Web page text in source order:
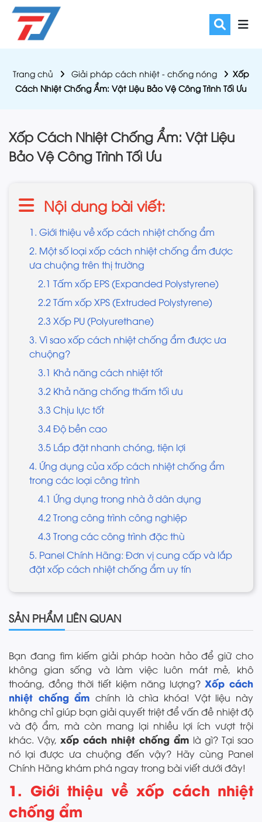
Trang chủ Giải pháp cách nhiệt - chống nóng
Xốp
Cách Nhiệt Chống Ẩm: Vật Liệu Bảo Vệ Công Trình Tối Ưu
Xốp Cách Nhiệt Chống Ẩm: Vật Liệu
Bảo Vệ Công Trình Tối Ưu
Nội dung bài viết:
1. Giới thiệu về xốp cách nhiệt chống ẩm
2. Một số loại xốp cách nhiệt chống ẩm được
ưa chuộng trên thị trường
2.1 Tấm xốp EPS (Expanded Polystyrene)
2.2 Tấm xốp XPS (Extruded Polystyrene)
2.3 Xốp PU (Polyurethane)
3. Vì sao xốp cách nhiệt chống ẩm được ưa
chuộng?
3.1 Khả năng cách nhiệt tốt
3.2 Khả năng chống thấm tối ưu
3.3 Chịu lực tốt
3.4 Độ bền cao
3.5 Lắp đặt nhanh chóng, tiện lợi
4. Ứng dụng của xốp cách nhiệt chống ẩm
trong các loại công trình
4.1 Ứng dụng trong nhà ở dân dụng
4.2 Trong công trình công nghiệp
4.3 Trong các công trình đặc thù
5. Panel Chính Hãng: Đơn vị cung cấp và lắp
đặt xốp cách nhiệt chống ẩm uy tín
SẢN PHẨM LIÊN QUAN
Bạn đang tìm kiếm giải pháp hoàn hảo để giữ cho
không gian sống và làm việc luôn mát mẻ, khô
thoáng, đồng thời tiết kiệm năng lượng? Xốp cách
nhiệt chống ẩm chính là chìa khóa! Vật liệu này
không chỉ giúp bạn giải quyết triệt để vấn đề nhiệt độ
và độ ẩm, mà còn mang lại nhiều lợi ích vượt trội
khác. Vậy, xốp cách nhiệt chống ẩm là gì? Tại sao
nó lại được ưa chuộng đến vậy? Hãy cùng Panel
Chính Hãng khám phá ngay trong bài viết dưới đây!
1. Giới thiệu về xốp cách nhiệt
chống ẩm